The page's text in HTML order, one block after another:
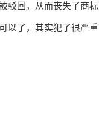
驳回，从而丧失了商标
以了，其实犯了很严重